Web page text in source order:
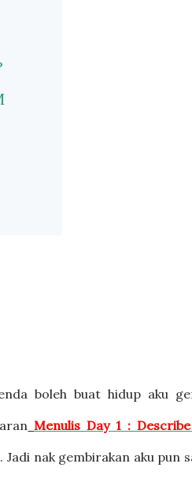
boleh buat hidup aku
Menulis Day 1 :
nak gembirakan aku pun